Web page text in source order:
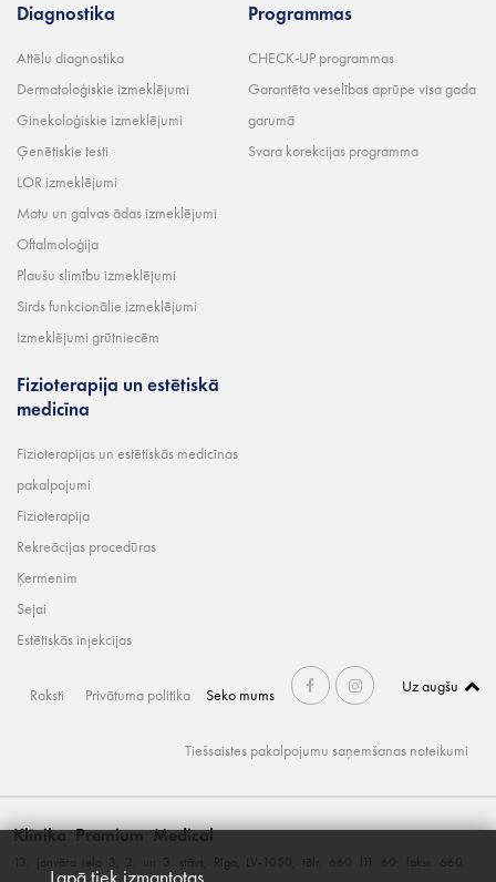
Diagnostika
Attēlu diagnostika
Dermatoloģiskie izmeklējumi
Ginekoloģiskie izmeklējumi
Ģenētiskie testi
LOR izmeklējumi
Matu un galvas ādas izmeklējumi
Oftalmoloģija
Plaušu slimību izmeklējumi
Sirds funkcionālie izmeklējumi
Izmeklējumi grūtniecēm
Fizioterapija un estētiskā
medicīna
Fizioterapijas un estētiskās medicīnas
pakalpojumi
Fizioterapija
Rekreācijas procedūras
Ķermenim
Sejai
Estētiskās injekcijas
Programmas
CHECK-UP programmas
Garantēta veselības aprūpe visa gada
garumā
Svara korekcijas programma
Raksti Privātuma politika Seko mums Uz augšu
Tiešsaistes pakalpojumu saņemšanas noteikumi
Klīnika Premium Medical
13. janvāra iela 3, 2. un 3. stāvs, Rīga, LV-1050, tālr. 660 111 60; fakss. 660